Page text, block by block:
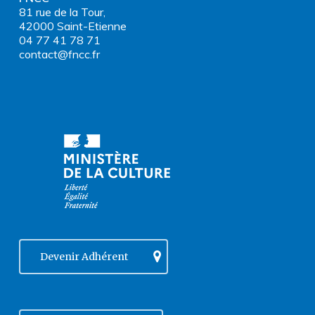
81 rue de la Tour,
42000 Saint-Etienne
04 77 41 78 71
contact@fncc.fr
Devenir Adhérent